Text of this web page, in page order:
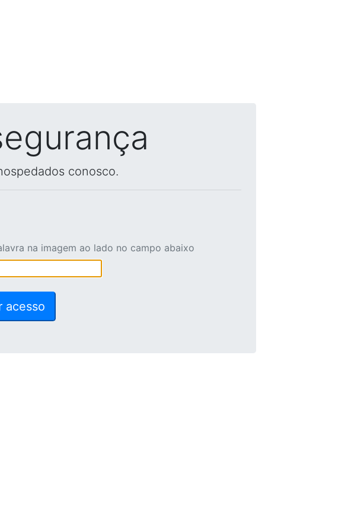
conosco.
na imagem ao lado no campo abaixo